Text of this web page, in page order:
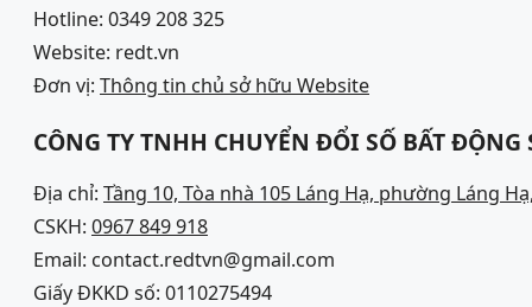
Hotline: 0349 208 325
Website: redt.vn
Đơn vị: Thông tin chủ sở hữu Website
CÔNG TY TNHH CHUYỂN ĐỔI SỐ BẤT ĐỘNG
Địa chỉ: Tầng 10, Tòa nhà 105 Láng Hạ, phường Láng
CSKH: 0967 849 918
Email: contact.redtvn@gmail.com
Giấy ĐKKD số: 0110275494